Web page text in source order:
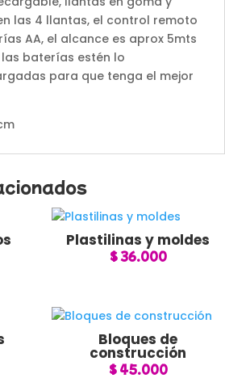
las 4 llantas, el control remoto
AA, el alcance es aprox 5mts
baterías estén lo
para que tenga el mejor
Plastilinas y moldes
$36.000
Bloques de
construcción
$45.000